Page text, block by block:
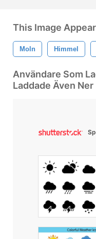
This Image
Moln Himmel
Användare Som
Laddade Även Ner